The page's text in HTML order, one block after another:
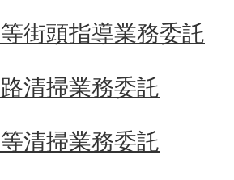
街頭指導業務委託
清掃業務委託
清掃業務委託